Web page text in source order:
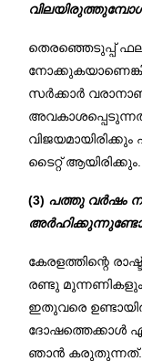
തെരഞ്ഞെടുപ്പ്
സർക്കാർ
ടൈറ്റ് ആയിരിക്കും.
(3) പത്തു വർഷം
അർഹിക്കുന്നുണ്ടോ
കേരളത്തിന്റെ
രണ്ടു മുന്നണികളും
ഇതുവരെ
ദോഷത്തെക്കാൾ
ഞാൻ